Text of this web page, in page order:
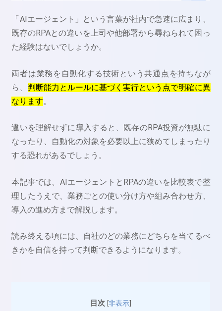
「AIエージェント」という言葉が社内で急速に広まり、
既存のRPAとの違いを上司や他部署から尋ねられて困っ
た経験はないでしょうか。
両者は業務を自動化する技術という共通点を持ちなが
ら、 判断能力とルールに基づく実行という点で明確に異
なります。
違いを理解せずに導入すると、既存のRPA投資が無駄に
なったり、自動化の対象を必要以上に狭めてしまったり
する恐れがあるでしょう。
本記事では、AIエージェントとRPAの違いを比較表で整
理したうえで、業務ごとの使い分け方や組み合わせ方、
導入の進め方まで解説します。
読み終える頃には、自社のどの業務にどちらを当てるべ
きかを自信を持って判断できるようになります。
目次 [非表示]